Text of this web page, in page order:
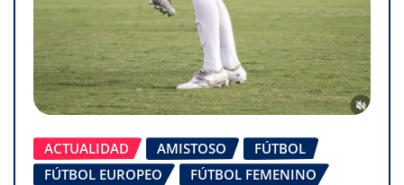
ACTUALIDAD AMISTOSO
FÚTBOL
FÚTBOL EUROPEO
FÚTBOL FEMENINO